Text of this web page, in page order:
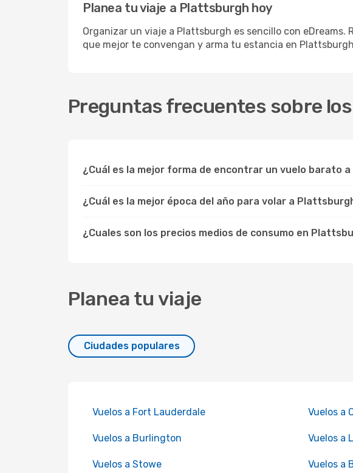
Planea tu viaje a Plattsburgh hoy
Organizar un viaje a Plattsburgh es sencillo con
que mejor te convengan y arma tu estancia en
Preguntas frecuentes sobre
¿Cuál es la mejor forma de encontrar un vuelo barato
¿Cuál es la mejor época del año para volar a
¿Cuales son los precios medios de consumo en
Planea tu viaje
Ciudades populares
Vuelos a Fort Lauderdale Vuelos a
Vuelos a Burlington Vuelos a
Vuelos a Stowe Vuelos a